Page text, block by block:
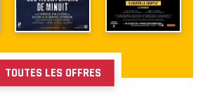
TOUTES LES OFFRES